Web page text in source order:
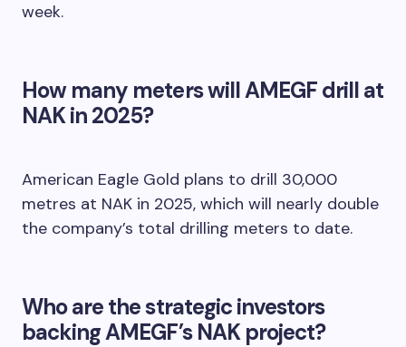
week.
How many meters will AMEGF drill at
NAK in 2025?
American Eagle Gold plans to drill 30,000
metres at NAK in 2025, which will nearly double
the company’s total drilling meters to date.
Who are the strategic investors
backing AMEGF’s NAK project?